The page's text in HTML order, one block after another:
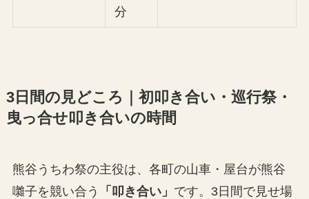
分
3日間の見どころ｜初叩き合い・巡行祭・
曳っ合せ叩き合いの時間
熊谷うちわ祭の主役は、各町の山車・屋台が熊谷
囃子を競い合う
「叩き合い」 です。3日間で見せ場